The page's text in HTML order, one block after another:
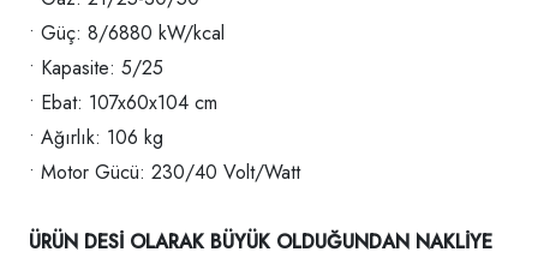
• Güç: 8/6880 kW/kcal
• Kapasite: 5/25
• Ebat: 107x60x104 cm
• Ağırlık: 106 kg
• Motor Gücü: 230/40 Volt/Watt
ÜRÜN DESİ OLARAK BÜYÜK OLDUĞUNDAN NAKLİYE